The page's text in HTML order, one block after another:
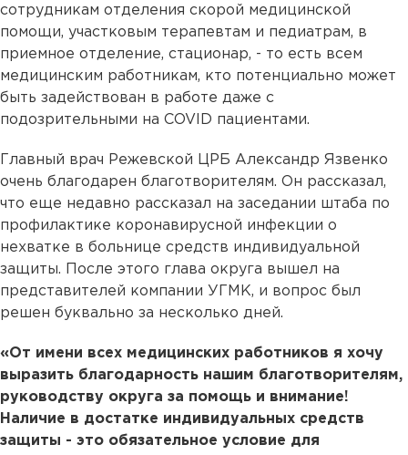
сотрудникам отделения скорой медицинской
помощи, участковым терапевтам и педиатрам, в
приемное отделение, стационар, - то есть всем
медицинским работникам, кто потенциально может
быть задействован в работе даже с
подозрительными на COVID пациентами.
Главный врач Режевской ЦРБ Александр Язвенко
очень благодарен благотворителям. Он рассказал,
что еще недавно рассказал на заседании штаба по
профилактике коронавирусной инфекции о
нехватке в больнице средств индивидуальной
защиты. После этого глава округа вышел на
представителей компании УГМК, и вопрос был
решен буквально за несколько дней.
«От имени всех медицинских работников я хочу
выразить благодарность нашим благотворителям,
руководству округа за помощь и внимание!
Наличие в достатке индивидуальных средств
защиты - это обязательное условие для